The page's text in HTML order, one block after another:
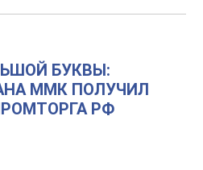
БУКВЫ:
ММК ПОЛУЧИЛ
РФ